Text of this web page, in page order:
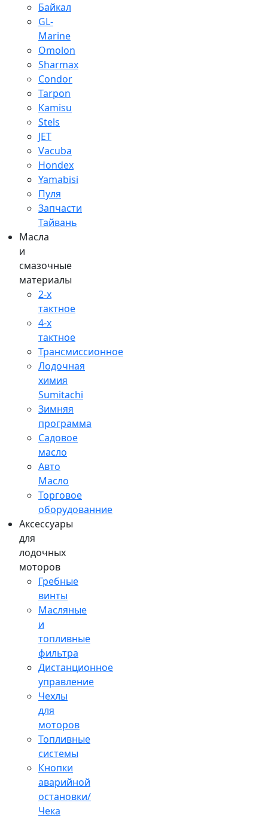
Байкал
GL-
Marine
Omolon
Sharmax
Condor
Tarpon
Kamisu
Stels
JET
Vacuba
Hondex
Yamabisi
Пуля
Запчасти
Тайвань
Масла
и
смазочные
материалы
2-х
тактное
4-х
тактное
Трансмиссионное
Лодочная
химия
Sumitachi
Зимняя
программа
Садовое
масло
Авто
Масло
Торговое
оборудованние
Аксессуары
для
лодочных
моторов
Гребные
винты
Масляные
и
топливные
фильтра
Дистанционное
управление
Чехлы
для
моторов
Топливные
системы
Кнопки
аварийной
остановки/
Чека